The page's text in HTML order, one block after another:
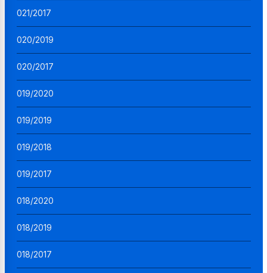
021/2017
020/2019
020/2017
019/2020
019/2019
019/2018
019/2017
018/2020
018/2019
018/2017